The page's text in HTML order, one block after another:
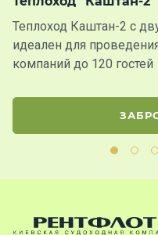
Теплоход Каштан-2 с
идеален для
компаний до 120 гостей